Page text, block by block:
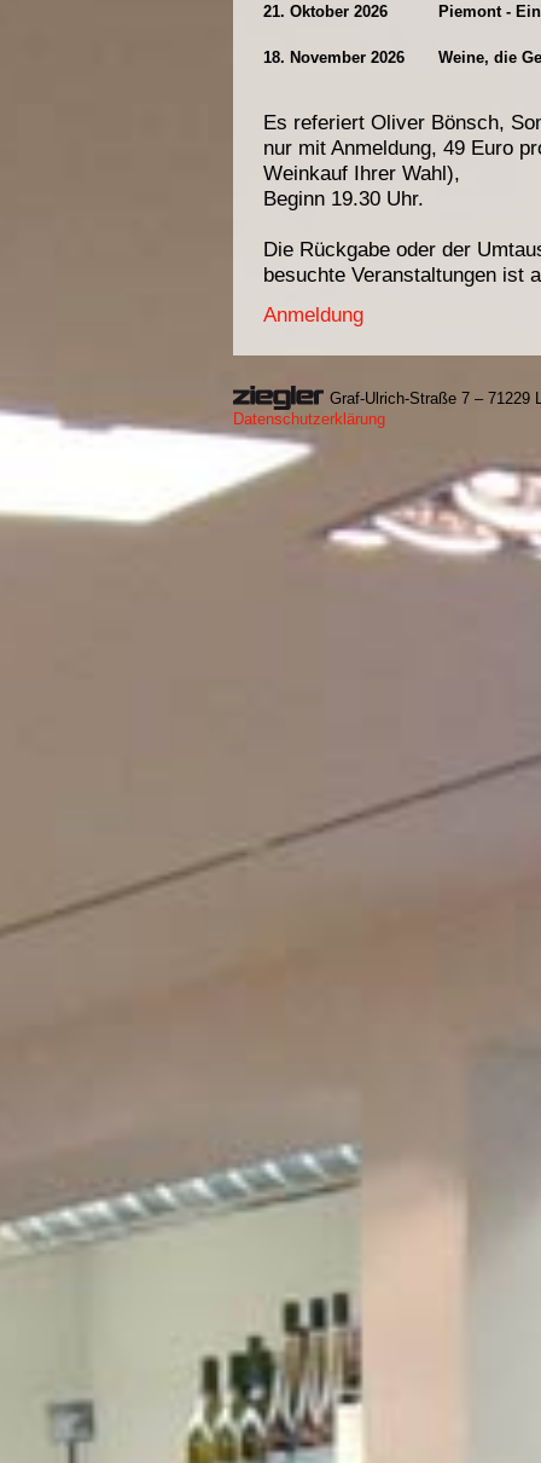
21. Oktober 2026 Piemont -
18. November 2026 Weine, die
Es referiert Oliver Bönsch,
nur mit Anmeldung, 49 Euro
Weinkauf Ihrer Wahl),
Beginn 19.30 Uhr.
Die Rückgabe oder der
besuchte Veranstaltungen ist
Anmeldung
Graf-Ulrich-Straße 7 – 71229
Datenschutzerklärung